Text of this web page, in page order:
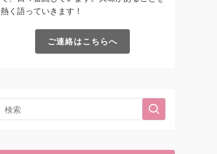
熱く語っていきます！
ご連絡はこちらへ